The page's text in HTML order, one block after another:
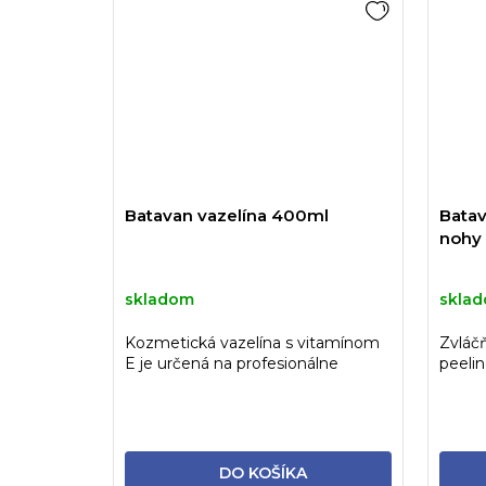
Batavan vazelína 400ml
skladom
DO KOŠÍKA
Kozmetická vazelína s vitamínom
E je určená na profesionálne